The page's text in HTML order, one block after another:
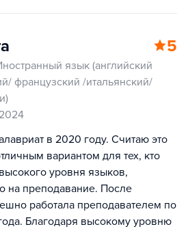
5
язык (английский
французский /итальянский/
в 2020 году. Считаю это
вариантом для тех, кто
уровня языков,
на преподавание. После
работала преподавателем по
Благодаря высокому уровню